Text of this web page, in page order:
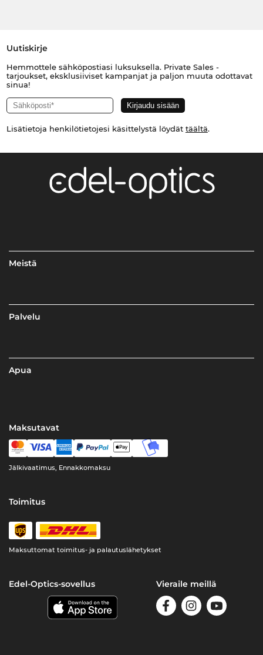
Uutiskirje
Hemmottele sähköpostiasi luksuksella. Private Sales -
tarjoukset, eksklusiiviset kampanjat ja paljon muuta odottavat
sinua!
Lisätietoja henkilötietojesi käsittelystä löydät täältä.
Meistä
Palvelu
Apua
Maksutavat
Jälkivaatimus, Ennakkomaksu
Toimitus
Maksuttomat toimitus- ja palautuslähetykset
Edel-Optics-sovellus Vieraile meillä